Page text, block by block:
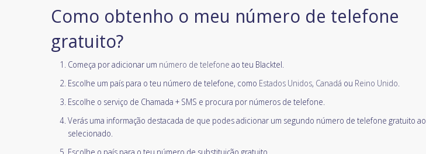
Como obtenho o meu número de telefone
gratuito?
Começa por adicionar um número de telefone ao teu Blacktel.
Escolhe um país para o teu número de telefone, como Estados Unidos, Canadá ou Reino Unido.
Escolhe o serviço de Chamada + SMS e procura por números de telefone.
Verás uma informação destacada de que podes adicionar um segundo número de telefone gratuito ao
selecionado.